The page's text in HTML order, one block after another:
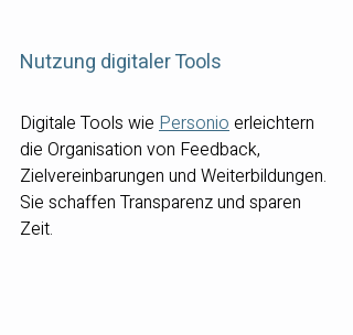
Nutzung digitaler Tools
Digitale Tools wie Personio erleichtern
die Organisation von Feedback,
Zielvereinbarungen und Weiterbildungen.
Sie schaffen Transparenz und sparen
Zeit.